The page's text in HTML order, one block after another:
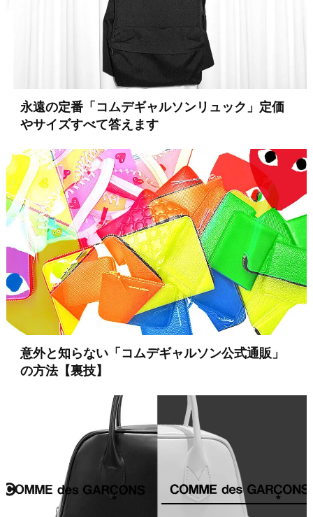
永遠の定番「コムデギャルソンリュック」定価
やサイズすべて答えます
意外と知らない「コムデギャルソン公式通販」
の方法【裏技】